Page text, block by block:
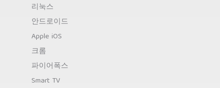
리눅스
안드로이드
Apple iOS
크롬
파이어폭스
Smart TV